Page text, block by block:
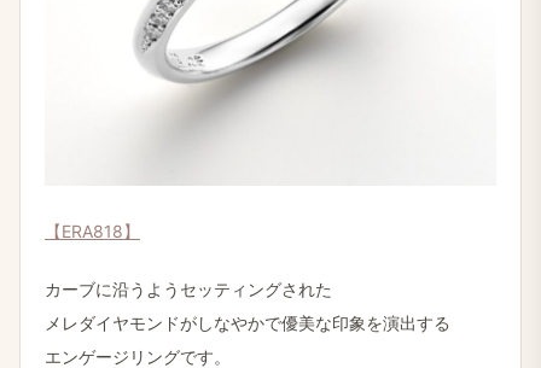
【ERA818】
カーブに​沿うようセッティングされた​
メレダイヤモンドがしなやかで優美な印象を演出する
エンゲージリングです。